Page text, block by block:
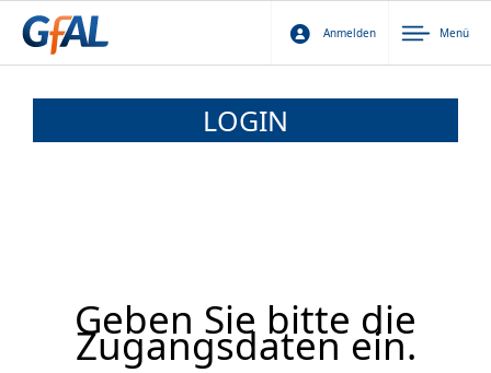
Anmelden Menü
LOGIN
Geben Sie bitte die
Zugangsdaten ein.